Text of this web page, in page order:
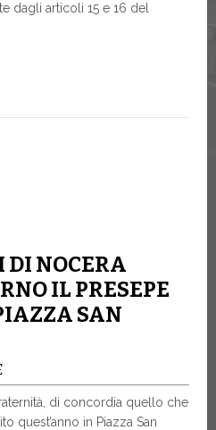
dagli articoli 15 e 16 del
DI NOCERA
IL PRESEPE
SAN
di concordia quello che
quest’anno in Piazza San